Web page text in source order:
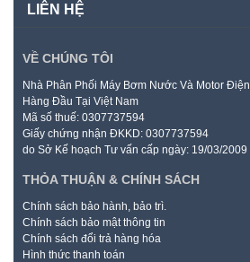
LIÊN HỆ
VỀ CHÚNG TÔI
Nhà Phân Phối Máy Bơm Nước Và Motor Điện
Hàng Đầu Tại Việt Nam
Mã số thuế: 0307737594
Giấy chứng nhận ĐKKD: 0307737594
do Sở Kế hoạch Tư vấn cấp ngày: 19/03/2009
THỎA THUẬN & CHÍNH SÁCH
Chính sách bảo hành, bảo trì.
Chính sách bảo mật thông tin
Chính sách đổi trả hàng hóa
Hình thức thanh toán